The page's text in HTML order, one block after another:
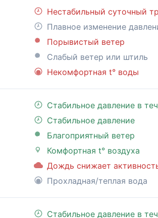
Нестабильный суточный
Плавное изменение
Порывистый ветер
Слабый ветер или штиль
Некомфортная t° воды
Стабильное давление в
Стабильное давление
Благоприятный ветер
Комфортная t° воздуха
Дождь снижает
Прохладная/теплая вода
Стабильное давление в